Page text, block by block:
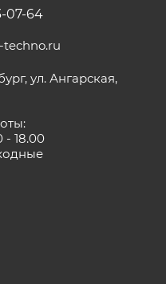
07-64
ул. Ангарская,
- 18.00